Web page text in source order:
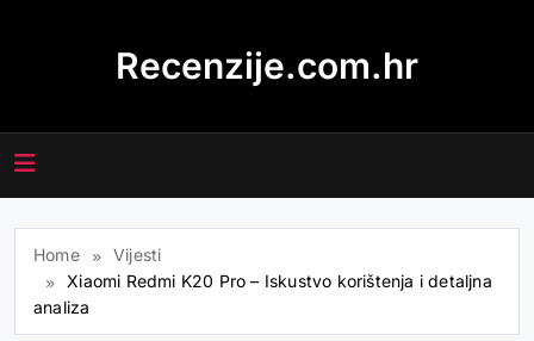
Recenzije.com.hr
Home
Vijesti
Xiaomi Redmi K20 Pro – Iskustvo korištenja i detaljna
analiza